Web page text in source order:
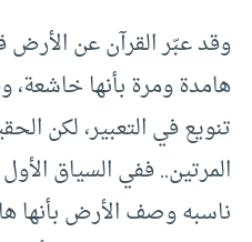
وقد عبّر القرآن عن الأرض
هامدة ومرة بأنها
تنويع في التعبير، لكن
المرتين.. ففي السياق
ناسبه وصف الأرض بأنها